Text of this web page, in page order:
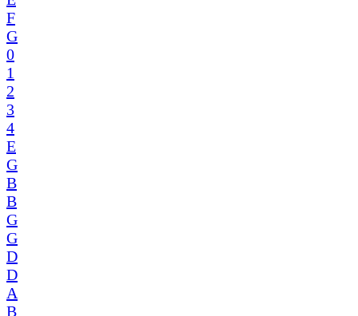
F
G
0
1
2
3
4
E
G
B
B
G
G
D
D
A
B